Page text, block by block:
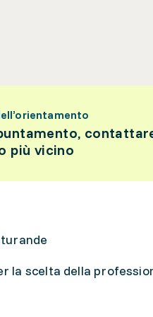
più vicino
la scelta della